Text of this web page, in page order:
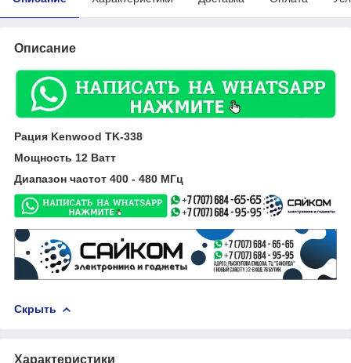
Описание
Рация Kenwood TK-338
Мощность 12 Ватт
Диапазон частот 400 - 480 МГц
Скрыть
Характеристики